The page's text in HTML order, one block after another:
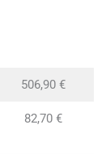
506,90 €
82,70 €